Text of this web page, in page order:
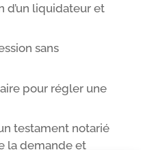
liquidateur et
sans
pour régler une
testament notarié
la demande et